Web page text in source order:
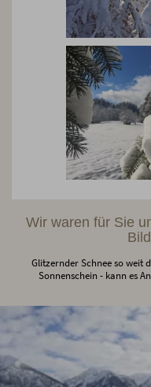
Wir waren für Sie
Glitzernder Schnee so weit
Sonnenschein - kann es